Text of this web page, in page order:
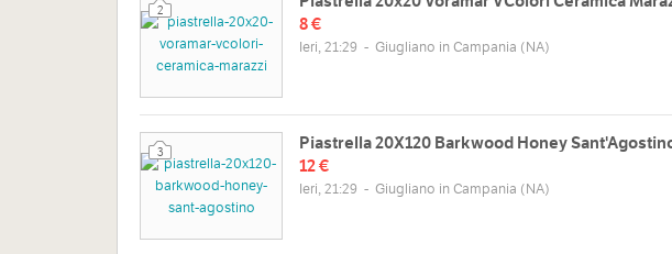
2
8 €
Ieri, 21:29 - Giugliano in Campania (NA)
3
Piastrella 20X120 Barkwood Honey
12 €
Ieri, 21:29 - Giugliano in Campania (NA)